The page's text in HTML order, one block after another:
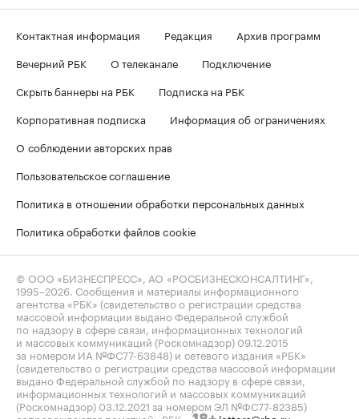
Контактная информация Редакция
Архив программ
Вечерний РБК
О телеканале
Подключение
Скрыть баннеры на РБК
Подписка на РБК
Корпоративная подписка
Информация об ограничениях
О соблюдении авторских прав
Пользовательское соглашение
Политика в отношении обработки персональных данных
Политика обработки файлов cookie
© ООО «БИЗНЕСПРЕСС», АО «РОСБИЗНЕСКОНСАЛТИНГ»,
1995–2026 . Сообщения и материалы информационного
агентства «РБК» (свидетельство о регистрации средства
массовой информации выдано Федеральной службой
по надзору в сфере связи, информационных технологий
и массовых коммуникаций (Роскомнадзор) 09.12.2015
за номером ИА №ФС77-63848) и сетевого издания «РБК»
(свидетельство о регистрации средства массовой информации
выдано Федеральной службой по надзору в сфере связи,
информационных технологий и массовых коммуникаций
(Роскомнадзор) 03.12.2021 за номером ЭЛ №ФС77-82385)